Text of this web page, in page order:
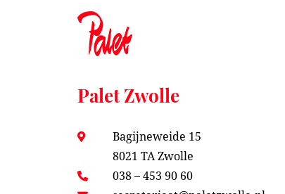
Palet Zwolle
Bagijneweide 15
8021 TA Zwolle
038 – 453 90 60